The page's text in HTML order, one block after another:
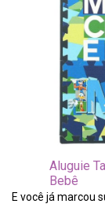
Aluguie
Bebê
E você já marcou